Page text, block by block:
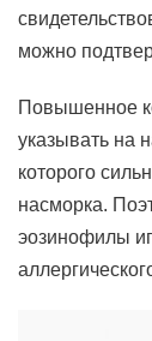
можно
Повышенное
указывать на
которого
насморка.
эозинофилы